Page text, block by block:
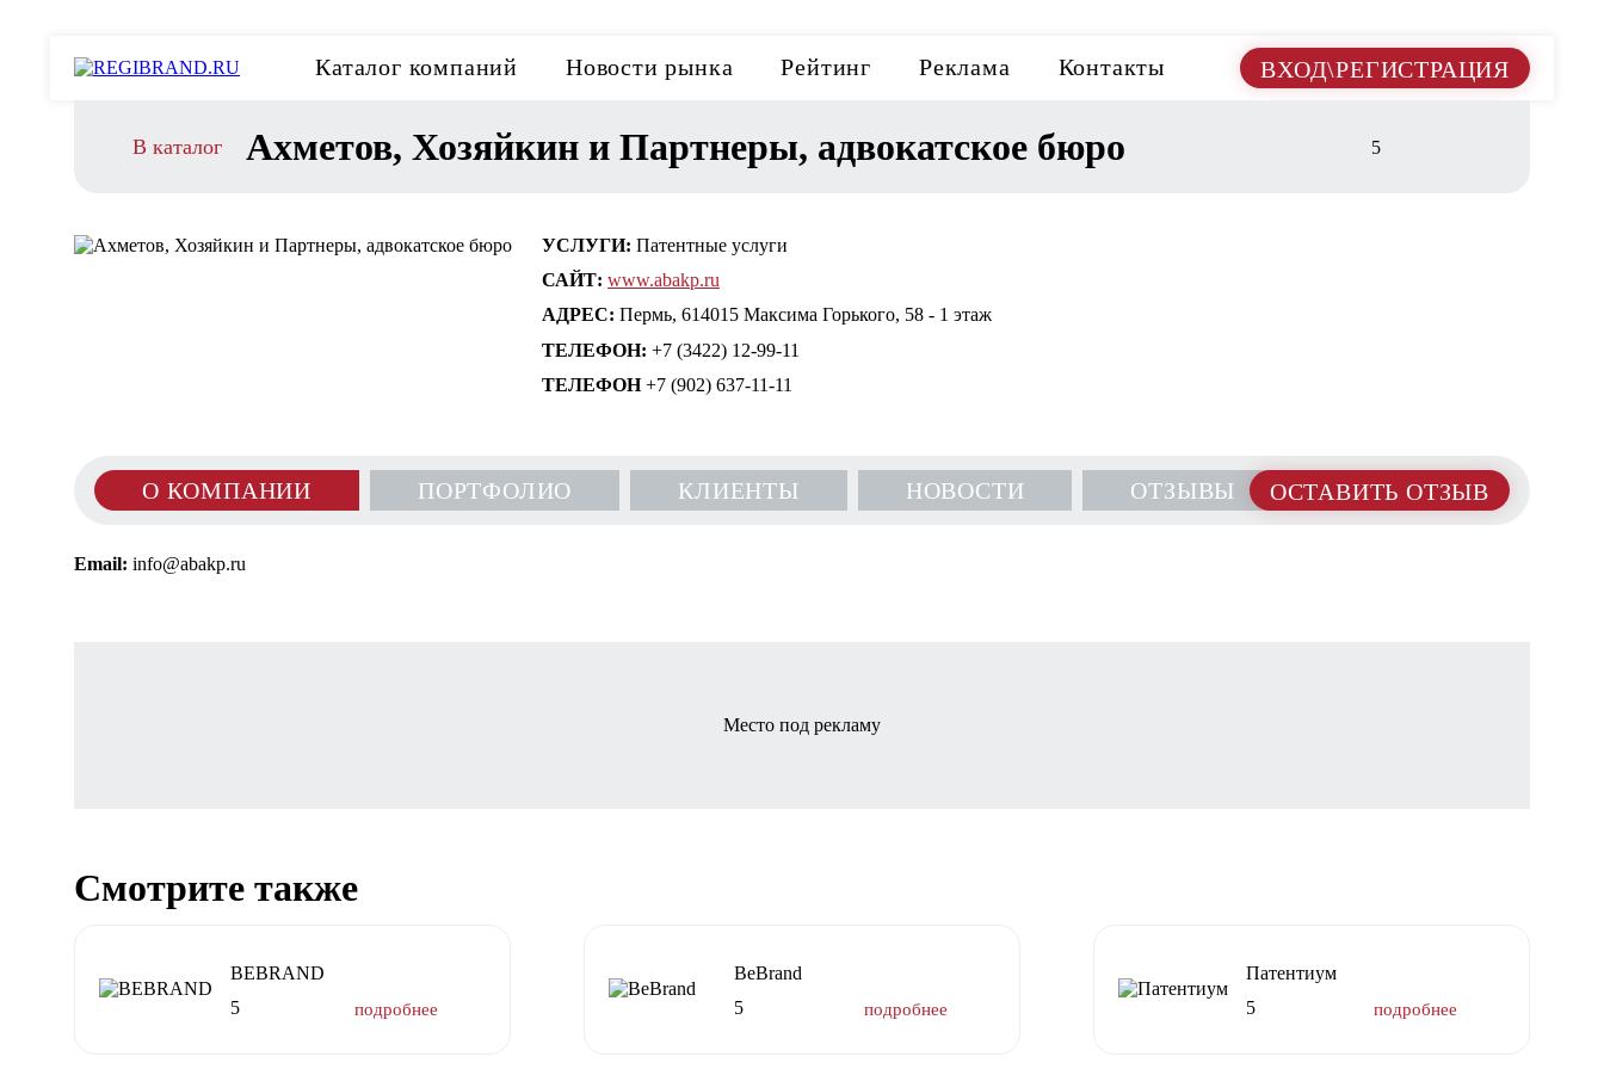
Каталог компаний Новости рынка Рейтинг Реклама Контакты ВХОД\РЕГИСТРАЦИЯ
В каталог Ахметов, Хозяйкин и Партнеры, адвокатское бюро 5
УСЛУГИ: Патентные услуги
САЙТ: www.abakp.ru
АДРЕС: Пермь, 614015 Максима Горького, 58 - 1 этаж
ТЕЛЕФОН: +7 (3422) 12-99-11
ТЕЛЕФОН+7 (902) 637-11-11
ОСТАВИТЬ ОТЗЫВ
О КОМПАНИИ ПОРТФОЛИО КЛИЕНТЫ НОВОСТИ ОТЗЫВЫ
Email: info@abakp.ru
Место под рекламу
Смотрите также
BEBRAND
5
BeBrand
5
Патентиум
5